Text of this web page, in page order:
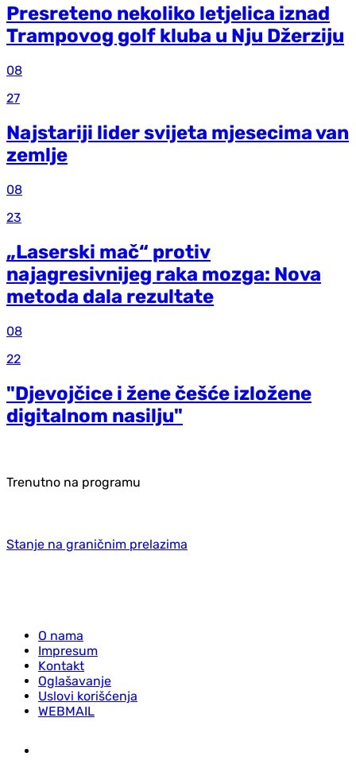
Presreteno nekoliko letjelica iznad
Trampovog golf kluba u Nju Džerziju
08
27
Najstariji lider svijeta mjesecima van
zemlje
08
23
„Laserski mač“ protiv
najagresivnijeg raka mozga: Nova
metoda dala rezultate
08
22
"Djevojčice i žene češće izložene
digitalnom nasilju"
Trenutno na programu
Stanje na graničnim prelazima
O nama
Impresum
Kontakt
Oglašavanje
Uslovi korišćenja
WEBMAIL